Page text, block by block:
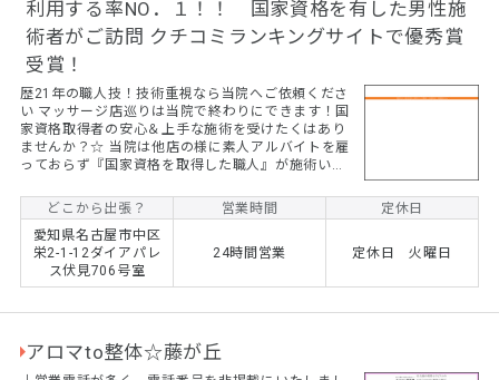
利用する率NO．１！！ 国家資格を有した男性施
術者がご訪問 クチコミランキングサイトで優秀賞
受賞！
歴21年の職人技！技術重視なら当院へご依頼くださ
い マッサージ店巡りは当院で終わりにできます！国
家資格取得者の安心＆上手な施術を受けたくはあり
ませんか？☆ 当院は他店の様に素人アルバイトを雇
っておらず『国家資格を取得した職人』が施術いた
流の技術を体験したいのなら当院へ。当院はご自
宅、ホテル、オフィスへの出張治療院です、指の圧
力を駆使した柔理学式マッサージ技術で体の固さを
とりのぞきます。 肩こり、腰痛、慢性的な疲れ、頭
痛、手足のシビレ、不眠症に悩まされていません
か？そんなときはぜひ当院へご依頼ください。 24時
どこから出張？ 営業時間
定休日
愛知県名古屋市中区
栄2-1-12ダイアパレ
ス伏見706号室
24時間営業 定休日 火曜日
アロマto整体☆藤が丘